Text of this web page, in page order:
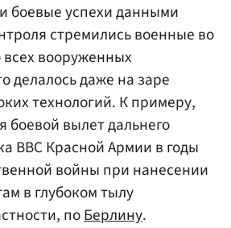
боевые успехи данными
стремились военные во
вооруженных
делалось даже на заре
технологий. К примеру,
боевой вылет дальнего
ВВС Красной Армии в годы
войны при нанесении
в глубоком тылу
поБерлину.